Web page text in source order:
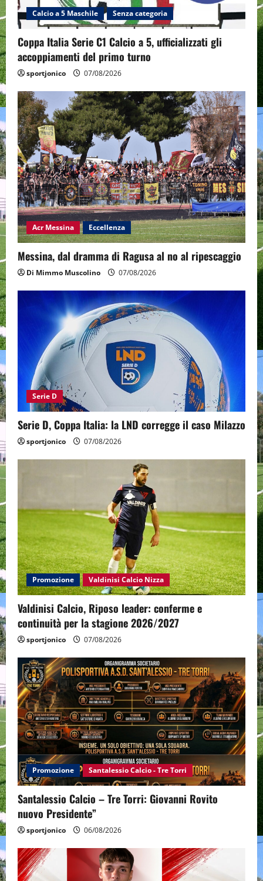
Calcio a 5 Maschile Senza categoria
Coppa Italia Serie C1 Calcio a 5, ufficializzati gli
accoppiamenti del primo turno
sportjonico 07/08/2026
Acr Messina Eccellenza
Messina, dal dramma di Ragusa al no al ripescaggio
Di Mimmo Muscolino 07/08/2026
Serie D
Serie D, Coppa Italia: la LND corregge il caso Milazzo
sportjonico 07/08/2026
Promozione Valdinisi Calcio Nizza
Valdinisi Calcio, Riposo leader: conferme e
continuità per la stagione 2026/2027
sportjonico 07/08/2026
Promozione Santalessio Calcio - Tre Torri
Santalessio Calcio – Tre Torri: Giovanni Rovito
nuovo Presidente”
sportjonico 06/08/2026